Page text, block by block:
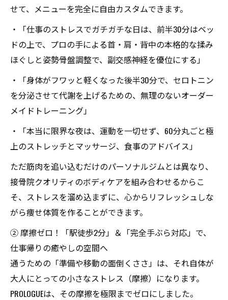
せて、メニューを完全に自由カスタムできます。
・「仕事のストレスでガチガチな日は、前半30分はベッ
ドの上で、プロの手による首・肩・背中の本格的な揉み
ほぐしと姿勢骨盤調整で、副交感神経を優位にする」
・「身体がフワッと軽くなった後半30分で、セロトニン
を分泌させて代謝を上げるための、無理のないオーダー
メイドトレーニング」
・「本当に限界な夜は、運動を一切せず、60分丸ごと極
上のストレッチとマッサージ、食事のアドバイス」
ただ筋肉を追い込むだけのパーソナルジムとは異なり、
接骨院クオリティのボディケアを組み合わせるからこ
そ、ストレスを溜め込まずに、心からリフレッシュしな
がら痩せ体質を作ることができます。
② 摩擦ゼロ！「駅徒歩2分」＆「完全手ぶら対応」で、
仕事帰りの癒やしの空間へ
通うための「準備や移動の面倒くささ」は、それ自体が
大人にとっての小さなストレス（摩擦）になります。
PROLOGUEは、その摩擦を極限までゼロにしました。